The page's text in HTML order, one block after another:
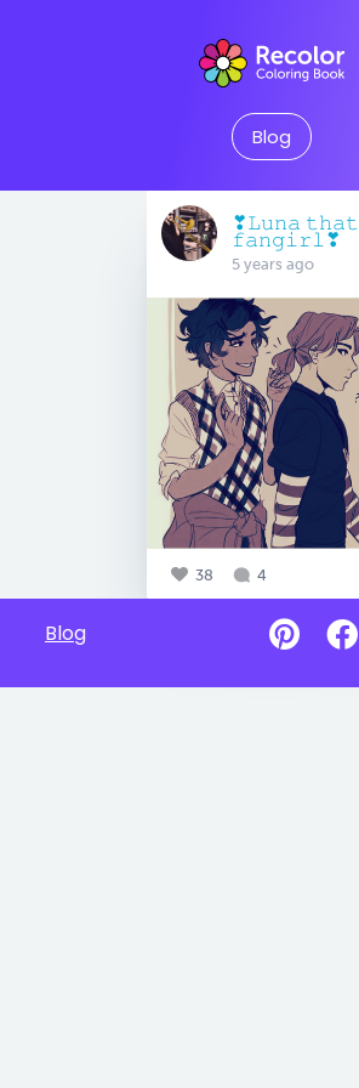
Blog
❣︎𝙻𝚞𝚗𝚊 𝚝𝚑𝚊𝚝
𝚏𝚊𝚗𝚐𝚒𝚛𝚕❣︎
5 years ago
38 4
Blog